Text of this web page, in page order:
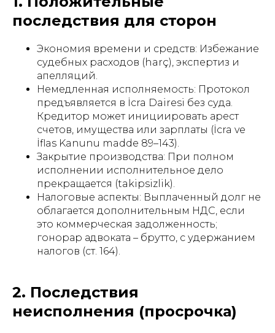
последствия для сторон
Экономия времени и средств: Избежание
судебных расходов (harç), экспертиз и
апелляций.
Немедленная исполняемость: Протокол
предъявляется в İcra Dairesi без суда.
Кредитор может инициировать арест
счетов, имущества или зарплаты (İcra ve
İflas Kanunu madde 89–143).
Закрытие производства: При полном
исполнении исполнительное дело
прекращается (takipsizlik).
Налоговые аспекты: Выплаченный долг не
облагается дополнительным НДС, если
это коммерческая задолженность;
гонорар адвоката – брутто, с удержанием
налогов (ст. 164).
2. Последствия
неисполнения (просрочка)